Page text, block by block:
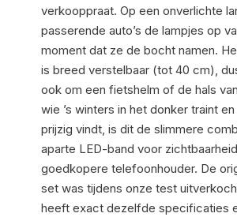
verkooppraat. Op een onverlichte
passerende auto’s de lampjes op
moment dat ze de bocht namen.
is breed verstelbaar (tot 40 cm),
ook om een fietshelm of de hals
wie ’s winters in het donker traint
prijzig vindt, is dit de slimmere
aparte LED-band voor
goedkopere telefoonhouder. De
set was tijdens onze test
heeft exact dezelfde specificaties